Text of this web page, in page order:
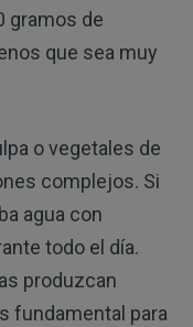
gramos de
que sea muy
o vegetales de
complejos. Si
agua con
todo el día.
produzcan
fundamental para